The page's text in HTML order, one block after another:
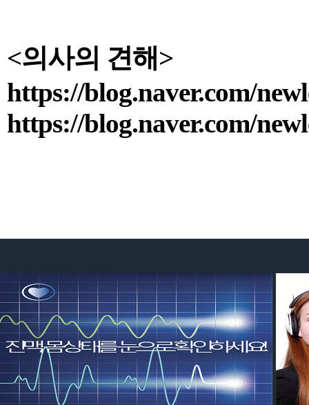
<의사의 견해​>
https://blog.naver.com/
https://blog.naver.com/